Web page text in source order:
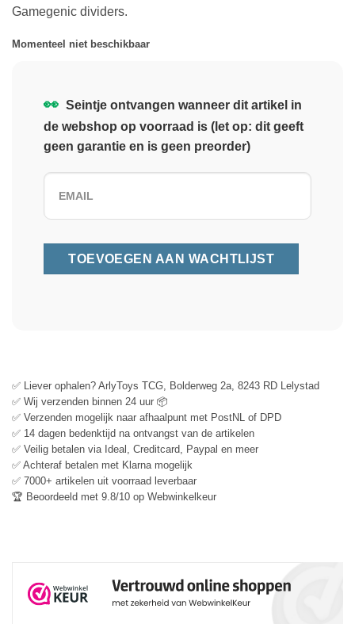
Gamegenic dividers.
Momenteel niet beschikbaar
👀 Seintje ontvangen wanneer dit artikel in
de webshop op voorraad is (let op: dit geeft
geen garantie en is geen preorder)
✅ Liever ophalen? ArlyToys TCG, Bolderweg 2a, 8243 RD Lelystad
✅ Wij verzenden binnen 24 uur 📦
✅ Verzenden mogelijk naar afhaalpunt met PostNL of DPD
✅ 14 dagen bedenktijd na ontvangst van de artikelen
✅ Veilig betalen via Ideal, Creditcard, Paypal en meer
✅ Achteraf betalen met Klarna mogelijk
✅ 7000+ artikelen uit voorraad leverbaar
🏆 Beoordeeld met 9.8/10 op Webwinkelkeur